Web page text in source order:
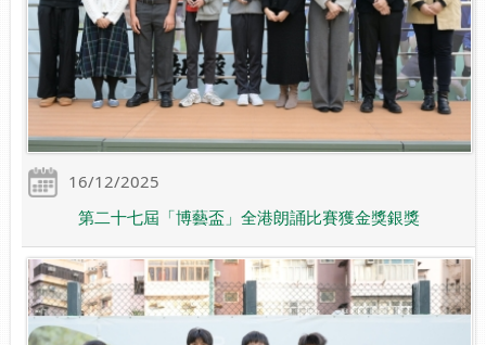
16/12/2025
第二十七屆「博藝盃」全港朗誦比賽獲金獎銀獎